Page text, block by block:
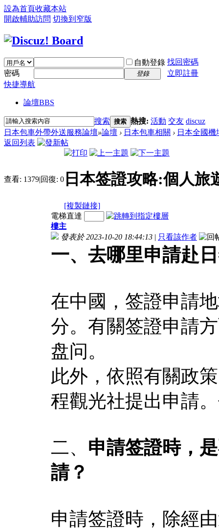
設為首頁收藏本站
開啟輔助訪問 切換到窄版
自動登錄 找回密碼
密碼
登錄
立即註冊
快捷導航
論壇BBS
搜索 搜索 熱搜: 活動 交友 discuz
日本包車外帶外送服務論壇»論壇 › 日本包車相關 › 日本全國機
返回列表
查看: 1379|回復: 0 日本签證攻略:個人旅
[複製鏈接]
電梯直達
樓主
發表於 2023-10-20 18:44:13 | 只看該作者
一、去哪里申請赴
在中國，签證申請
分。有關签證申請
盘问。
此外，依照有關政
程觀光社提出申請
二、 申請签證時，
請？
申請签證時，除經